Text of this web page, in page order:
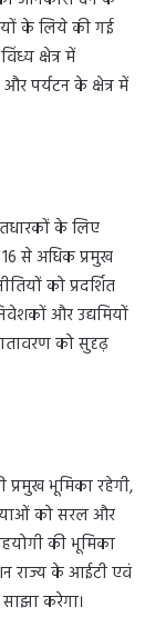
के लिये की गई
क्षेत्र में
पर्यटन के क्षेत्र में
के लिए
से अधिक प्रमुख
को प्रदर्शित
और उद्यमियों
को सुदृढ़
प्रमुख भूमिका रहेगी,
को सरल और
की भूमिका
राज्य के आईटी एवं
करेगा।